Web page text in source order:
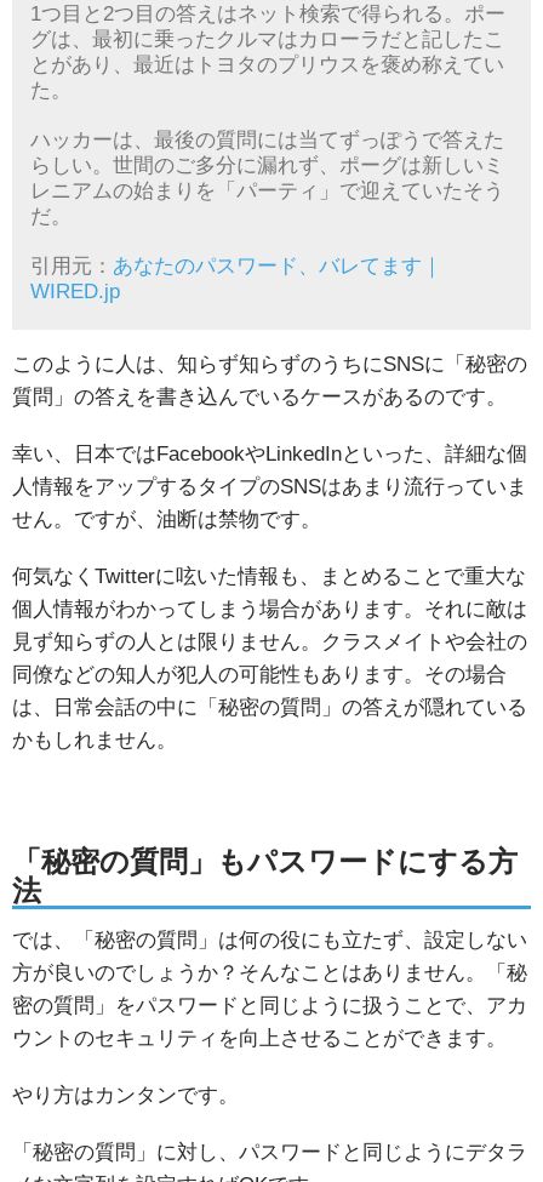
1つ目と2つ目の答えはネット検索で得られる。ポー
グは、最初に乗ったクルマはカローラだと記したこ
とがあり、最近はトヨタのプリウスを褒め称えてい
た。
ハッカーは、最後の質問には当てずっぽうで答えた
らしい。世間のご多分に漏れず、ポーグは新しいミ
レニアムの始まりを「パーティ」で迎えていたそう
だ。
引用元： あなたのパスワード、バレてます｜
WIRED.jp
このように人は、知らず知らずのうちにSNSに「秘密の
質問」の答えを書き込んでいるケースがあるのです。
幸い、日本ではFacebookやLinkedInといった、詳細な個
人情報をアップするタイプのSNSはあまり流行っていま
せん。ですが、油断は禁物です。
何気なくTwitterに呟いた情報も、まとめることで重大な
個人情報がわかってしまう場合があります。それに敵は
見ず知らずの人とは限りません。クラスメイトや会社の
同僚などの知人が犯人の可能性もあります。その場合
は、日常会話の中に「秘密の質問」の答えが隠れている
かもしれません。
「秘密の質問」もパスワードにする方
法
では、「秘密の質問」は何の役にも立たず、設定しない
方が良いのでしょうか？そんなことはありません。「秘
密の質問」をパスワードと同じように扱うことで、アカ
ウントのセキュリティを向上させることができます。
やり方はカンタンです。
「秘密の質問」に対し、パスワードと同じようにデタラ